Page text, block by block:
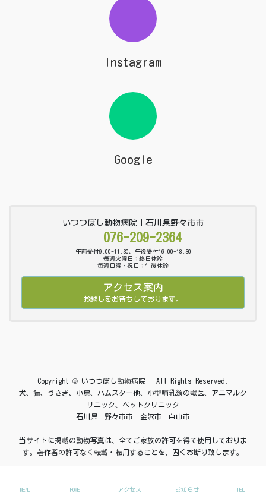
Instagram
Google
いつつぼし動物病院｜石川県野々市市
076-209-2364
午前受付9:00-11:30、午後受付16:00-18:30
毎週火曜日：終日休診
毎週日曜・祝日：午後休診
アクセス案内
お越しをお待ちしております。
Copyright © いつつぼし動物病院 All Rights Reserved.
犬、猫、うさぎ、小鳥、ハムスター他、小型哺乳類の獣医、アニマルク
リニック、ペットクリニック
石川県 野々市市 金沢市 白山市
当サイトに掲載の動物写真は、全てご家族の許可を得て使用しておりま
す。著作者の許可なく転載・転用することを、固くお断り致します。
MENU HOME アクセス お知らせ TEL